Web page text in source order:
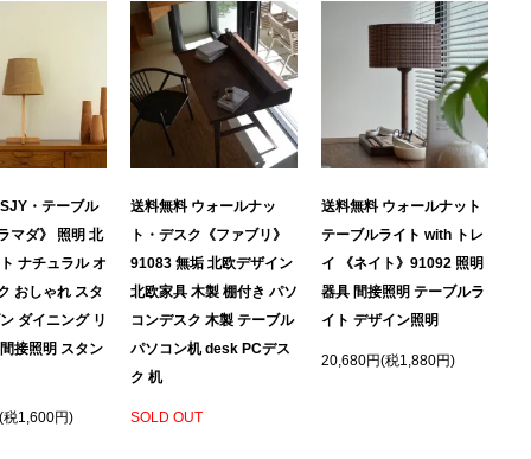
・テーブル
マダ》 照明 北
ナチュラル オ
おしゃれ スタ
ダイニング リ
接照明 スタン
税1,600円)
送料無料 ウォールナッ
ト・デスク《ファブリ》
91083 無垢 北欧デザイン
北欧家具 木製 棚付き パソ
コンデスク 木製 テーブル
パソコン机 desk PCデス
ク 机
SOLD OUT
送料無料 ウォールナット
テーブルライト with トレ
イ 《ネイト》91092 照明
器具 間接照明 テーブルラ
イト デザイン照明
20,680円(税1,880円)